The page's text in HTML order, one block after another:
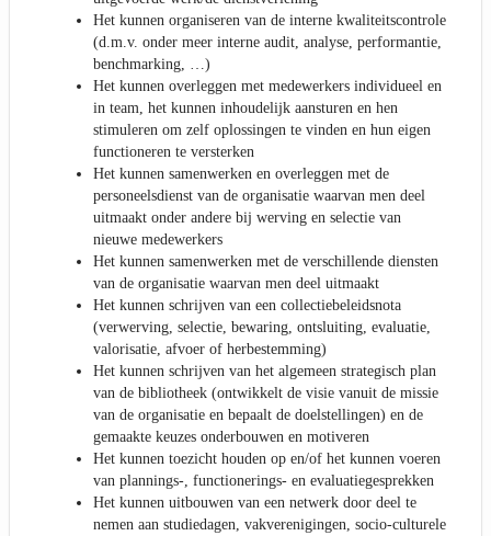
Het kunnen organiseren van de interne kwaliteitscontrole
(d.m.v. onder meer interne audit, analyse, performantie,
benchmarking, …)
Het kunnen overleggen met medewerkers individueel en
in team, het kunnen inhoudelijk aansturen en hen
stimuleren om zelf oplossingen te vinden en hun eigen
functioneren te versterken
Het kunnen samenwerken en overleggen met de
personeelsdienst van de organisatie waarvan men deel
uitmaakt onder andere bij werving en selectie van
nieuwe medewerkers
Het kunnen samenwerken met de verschillende diensten
van de organisatie waarvan men deel uitmaakt
Het kunnen schrijven van een collectiebeleidsnota
(verwerving, selectie, bewaring, ontsluiting, evaluatie,
valorisatie, afvoer of herbestemming)
Het kunnen schrijven van het algemeen strategisch plan
van de bibliotheek (ontwikkelt de visie vanuit de missie
van de organisatie en bepaalt de doelstellingen) en de
gemaakte keuzes onderbouwen en motiveren
Het kunnen toezicht houden op en/of het kunnen voeren
van plannings-, functionerings- en evaluatiegesprekken
Het kunnen uitbouwen van een netwerk door deel te
nemen aan studiedagen, vakverenigingen, socio-culturele